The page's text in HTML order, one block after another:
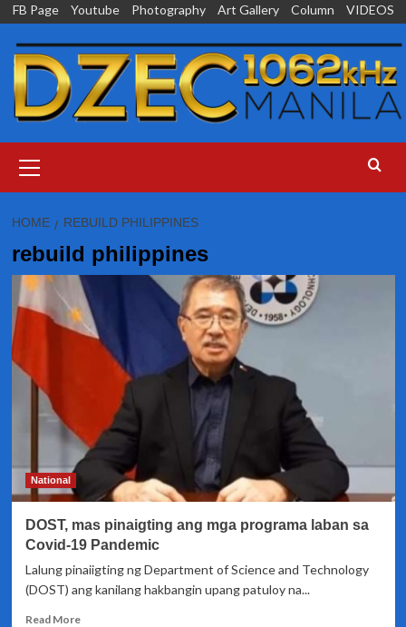
Skip
content
FB Page Youtube Photography Art Gallery Column VIDEOS
Menu
HOME REBUILD PHILIPPINES
rebuild philippines
National
DOST, mas pinaigting ang mga programa laban sa
Covid-19 Pandemic
Lalung pinaiigting ng Department of Science and Technology
(DOST) ang kanilang hakbangin upang patuloy na...
Read MoreRead